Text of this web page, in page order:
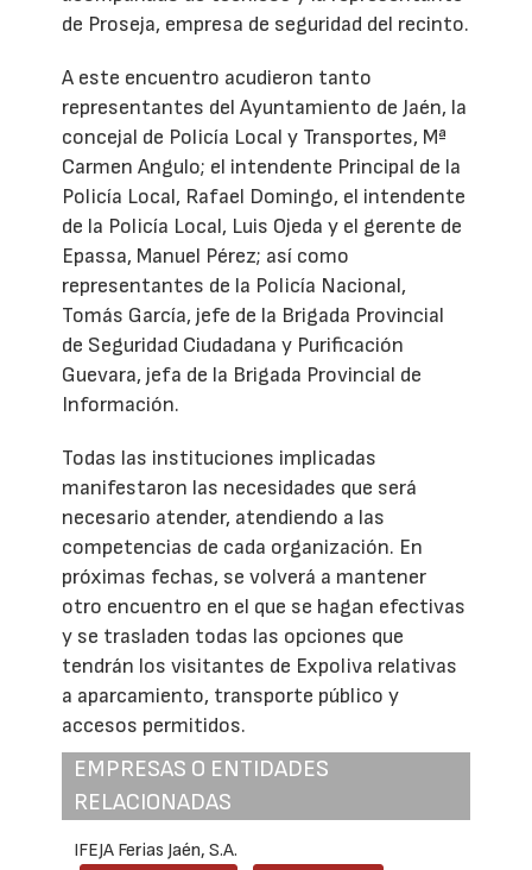
de Proseja, empresa de seguridad del recinto.
A este encuentro acudieron tanto
representantes del Ayuntamiento de Jaén, la
concejal de Policía Local y Transportes, Mª
Carmen Angulo; el intendente Principal de la
Policía Local, Rafael Domingo, el intendente
de la Policía Local, Luis Ojeda y el gerente de
Epassa, Manuel Pérez; así como
representantes de la Policía Nacional,
Tomás García, jefe de la Brigada Provincial
de Seguridad Ciudadana y Purificación
Guevara, jefa de la Brigada Provincial de
Información.
Todas las instituciones implicadas
manifestaron las necesidades que será
necesario atender, atendiendo a las
competencias de cada organización. En
próximas fechas, se volverá a mantener
otro encuentro en el que se hagan efectivas
y se trasladen todas las opciones que
tendrán los visitantes de Expoliva relativas
a aparcamiento, transporte público y
accesos permitidos.
EMPRESAS O ENTIDADES
RELACIONADAS
IFEJA Ferias Jaén, S.A.